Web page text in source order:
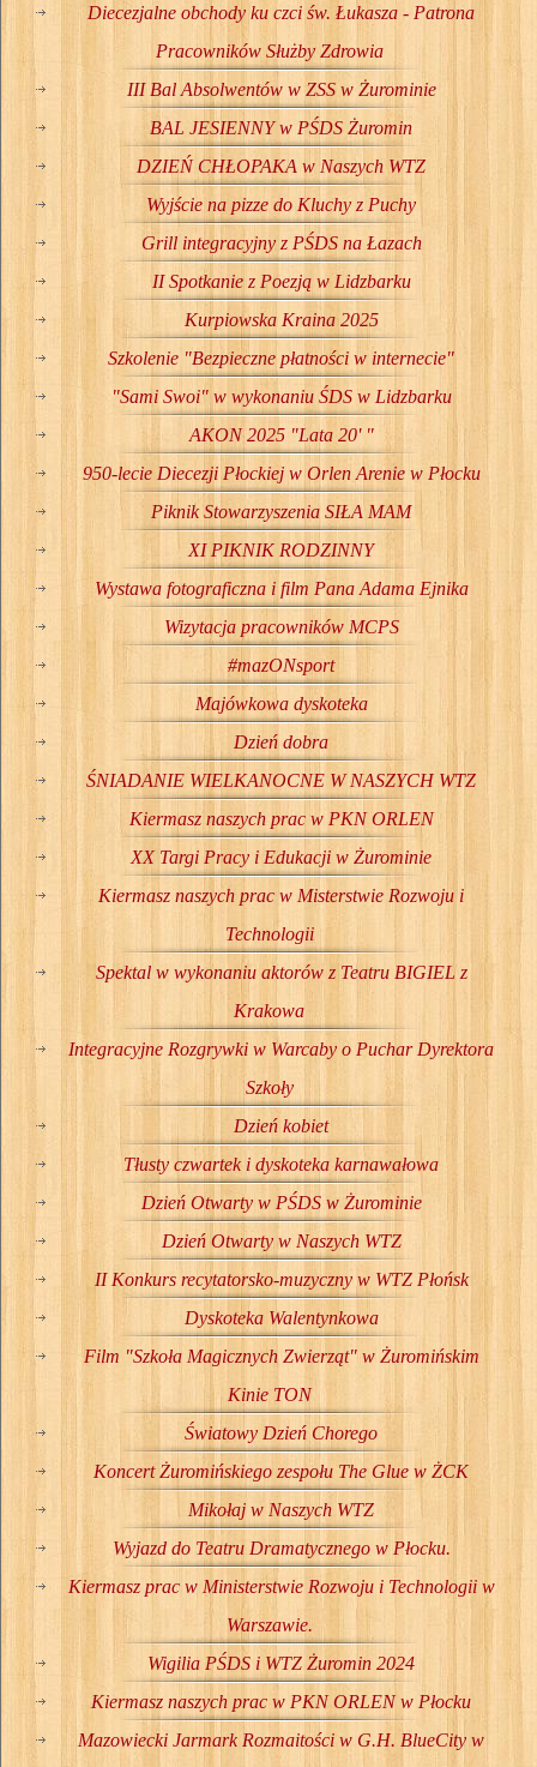
Diecezjalne obchody ku czci św. Łukasza - Patrona
Pracowników Służby Zdrowia
III Bal Absolwentów w ZSS w Żurominie
BAL JESIENNY w PŚDS Żuromin
DZIEŃ CHŁOPAKA w Naszych WTZ
Wyjście na pizze do Kluchy z Puchy
Grill integracyjny z PŚDS na Łazach
II Spotkanie z Poezją w Lidzbarku
Kurpiowska Kraina 2025
Szkolenie "Bezpieczne płatności w internecie"
"Sami Swoi" w wykonaniu ŚDS w Lidzbarku
AKON 2025 "Lata 20' "
950-lecie Diecezji Płockiej w Orlen Arenie w Płocku
Piknik Stowarzyszenia SIŁA MAM
XI PIKNIK RODZINNY
Wystawa fotograficzna i film Pana Adama Ejnika
Wizytacja pracowników MCPS
#mazONsport
Majówkowa dyskoteka
Dzień dobra
ŚNIADANIE WIELKANOCNE W NASZYCH WTZ
Kiermasz naszych prac w PKN ORLEN
XX Targi Pracy i Edukacji w Żurominie
Kiermasz naszych prac w Misterstwie Rozwoju i
Technologii
Spektal w wykonaniu aktorów z Teatru BIGIEL z
Krakowa
Integracyjne Rozgrywki w Warcaby o Puchar Dyrektora
Szkoły
Dzień kobiet
Tłusty czwartek i dyskoteka karnawałowa
Dzień Otwarty w PŚDS w Żurominie
Dzień Otwarty w Naszych WTZ
II Konkurs recytatorsko-muzyczny w WTZ Płońsk
Dyskoteka Walentynkowa
Film "Szkoła Magicznych Zwierząt" w Żuromińskim
Kinie TON
Światowy Dzień Chorego
Koncert Żuromińskiego zespołu The Glue w ŻCK
Mikołaj w Naszych WTZ
Wyjazd do Teatru Dramatycznego w Płocku.
Kiermasz prac w Ministerstwie Rozwoju i Technologii w
Warszawie.
Wigilia PŚDS i WTZ Żuromin 2024
Kiermasz naszych prac w PKN ORLEN w Płocku
Mazowiecki Jarmark Rozmaitości w G.H. BlueCity w